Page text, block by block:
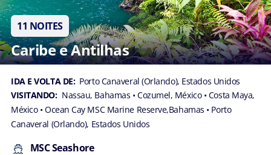
11 NOITES
Caribe e Antilhas
IDA E VOLTA DE: Porto Canaveral (Orlando), Estados Unidos
VISITANDO: Nassau, Bahamas • Cozumel, México • Costa Maya,
México • Ocean Cay MSC Marine Reserve,Bahamas • Porto
Canaveral (Orlando), Estados Unidos
MSC Seashore